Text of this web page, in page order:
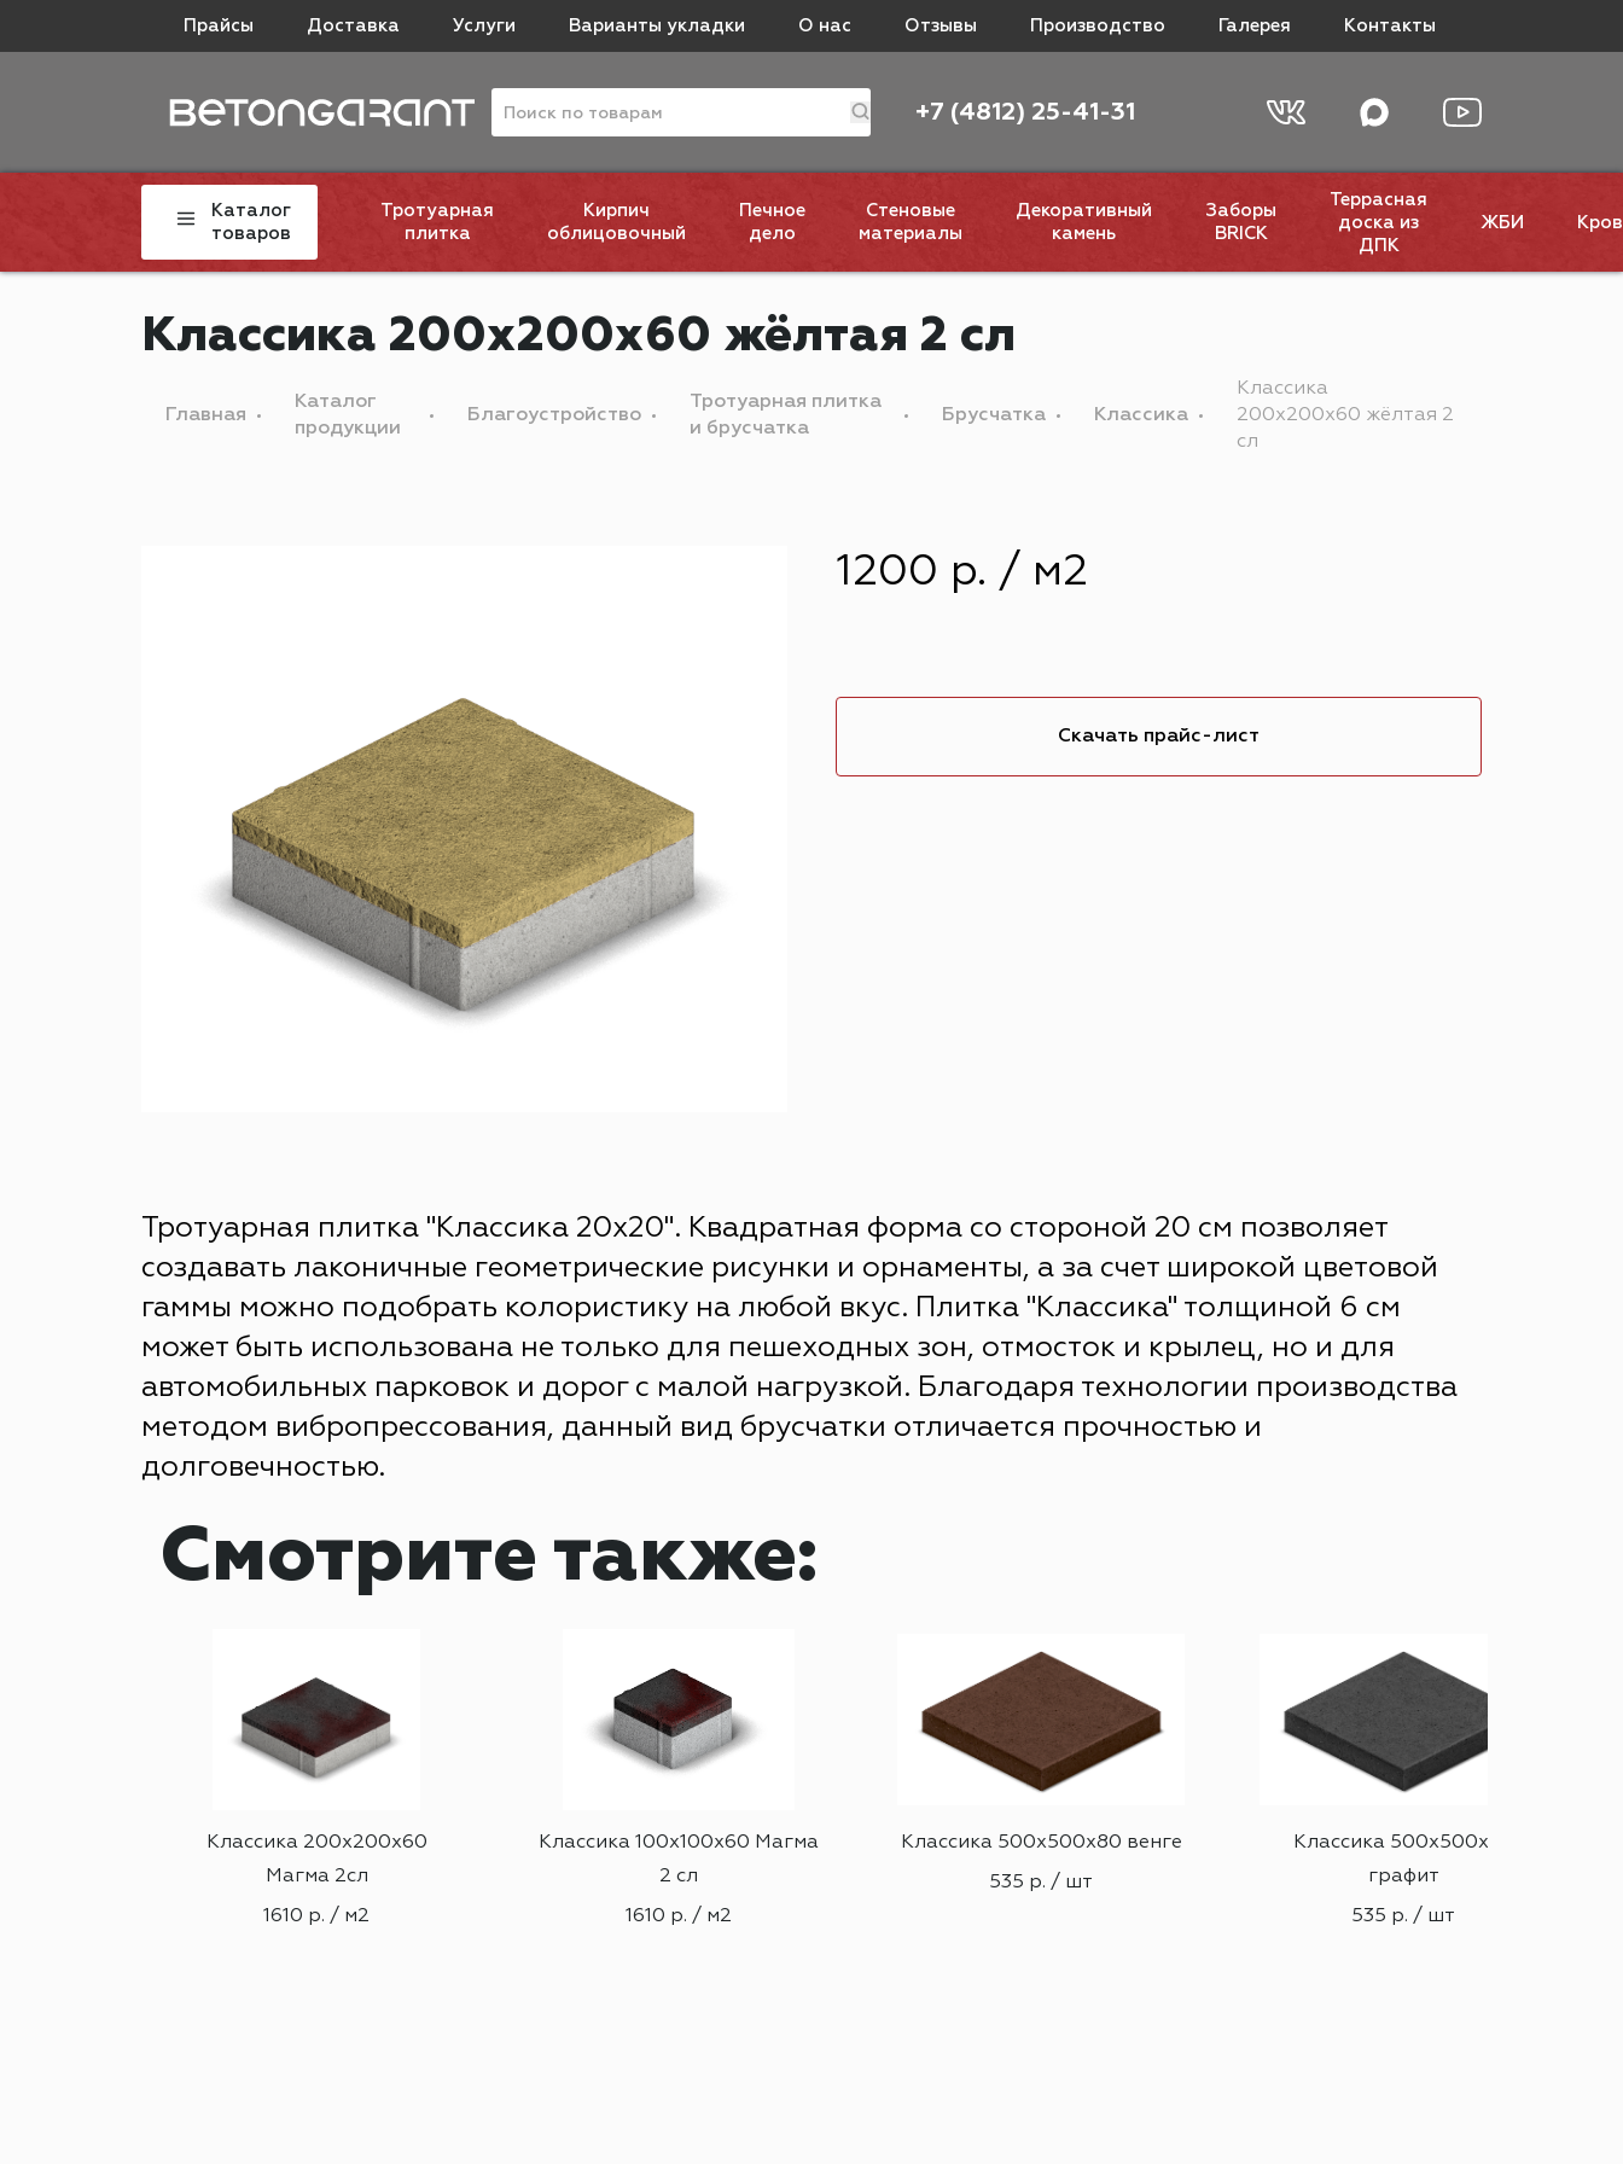
Прайсы Доставка Услуги Варианты укладки О нас Отзывы Производство Галерея Контакты
+7 (4812) 25-41-31
Каталог
товаров
Тротуарная
плитка
Кирпич
облицовочный
Печное
дело
Стеновые
материалы
Декоративный
камень
Заборы
BRICK
Террасная
доска из
ДПК
ЖБИ
Классика 200х200х60 жёлтая 2 сл
Главная
Каталог
продукции
Благоустройство
Тротуарная плитка
и брусчатка
Брусчатка Классика
Классика
200х200х60 жёлтая 2
сл
1200 р. / м2
Скачать прайс-лист
Тротуарная плитка "Классика 20х20". Квадратная форма со стороной 20 см позволяет
создавать лаконичные геометрические рисунки и орнаменты, а за счет широкой цветовой
гаммы можно подобрать колористику на любой вкус. Плитка "Классика" толщиной 6 см
может быть использована не только для пешеходных зон, отмосток и крылец, но и для
автомобильных парковок и дорог с малой нагрузкой. Благодаря технологии производства
методом вибропрессования, данный вид брусчатки отличается прочностью и
долговечностью.
Смотрите также:
Классика 200х200х60
Магма 2сл
1610 р. / м2
Классика 100х100х60 Магма
2 сл
1610 р. / м2
Классика 500х500х80 венге
535 р. / шт
Классика 500х500х80
графит
535 р. / шт